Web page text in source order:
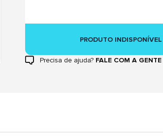
PRODUTO INDISPONÍVEL
Precisa de ajuda? FALE COM A GENTE